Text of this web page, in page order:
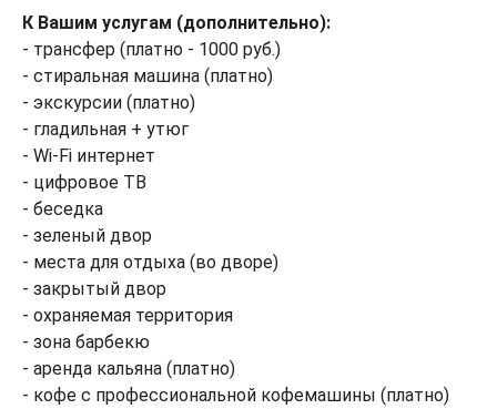
К Вашим услугам (дополнительно):
- трансфер (платно - 1000 руб.)
- стиральная машина (платно)
- экскурсии (платно)
- гладильная + утюг
- Wi-Fi интернет
- цифровое ТВ
- беседка
- зеленый двор
- места для отдыха (во дворе)
- закрытый двор
- охраняемая территория
- зона барбекю
- аренда кальяна (платно)
- кофе с профессиональной кофемашины (платно)